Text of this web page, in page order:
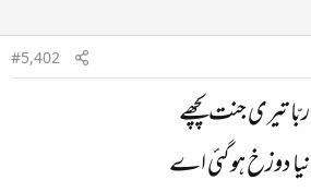
#5,402
ربّا تیری جنت پچھے
دوزخ ہو گئی اے